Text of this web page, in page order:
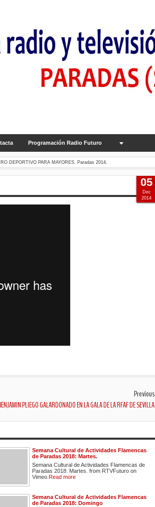
Programación Radio Futuro
DEPORTIVO PARA MAYORES. Paradas 2014.
05
Dec
2014
Previous
PLIEGO GALARDONADO EN LA GALA DE LA RFAF DE SEVILLA
Semana Cultural de Actividades Flamencas
de Paradas 2018: Martes.
Semana Cultural de Actividades Flamencas de
Paradas 2018: Martes. from RTVFuturo on
Vimeo. Read more
Semana Cultural de Actividades Flamencas
de Paradas 2018: Domingo